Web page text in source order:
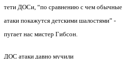
тети ДОСи, “по сравнению с чем обычные
атаки покажутся детскими шалостями” -
пугает нас мистер Гибсон.
ДОС атаки давно мучили